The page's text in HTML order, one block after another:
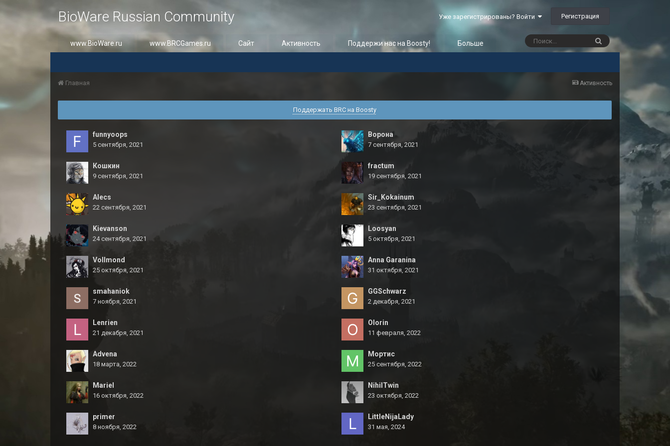
BioWare Russian Community Уже зарегистрированы? Войти Регистрация
www.BioWare.ru www.BRCGames.ru Сайт Активность Поддержи нас на Boosty! Больше
Активность
Главная
Поддержать BRC на Boosty
funnyoops
5 сентября, 2021
Ворона
7 сентября, 2021
Кошкин
9 сентября, 2021
fractum
19 сентября, 2021
Alecs
22 сентября, 2021
Sir_Kokainum
23 сентября, 2021
Kievanson
24 сентября, 2021
Loosyan
5 октября, 2021
Vollmond
25 октября, 2021
Anna Garanina
31 октября, 2021
smahaniok
7 ноября, 2021
GGSchwarz
2 декабря, 2021
Lenrien
21 декабря, 2021
Olorin
11 февраля, 2022
Advena
18 марта, 2022
Мортис
25 сентября, 2022
Mariel
16 октября, 2022
NihilTwin
23 октября, 2022
primer
8 ноября, 2022
LittleNijaLady
31 мая, 2024